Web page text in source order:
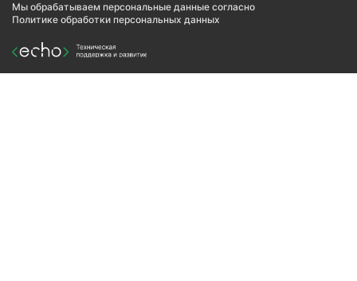
Мы обрабатываем персональные данные согласно
Политике обработки персональных данных